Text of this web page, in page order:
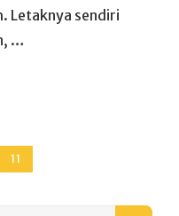
Letaknya sendiri
…
Page
11